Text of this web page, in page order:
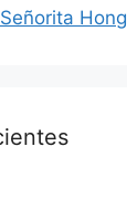
Hong